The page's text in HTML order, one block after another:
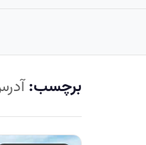
برچسب: